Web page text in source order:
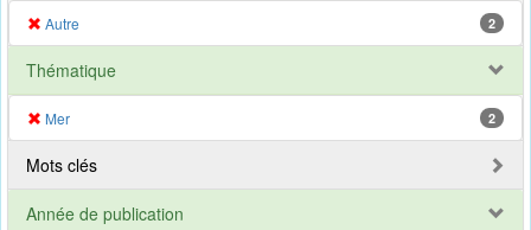
Autre 2
Thématique
Mer 2
Mots clés
Année de publication